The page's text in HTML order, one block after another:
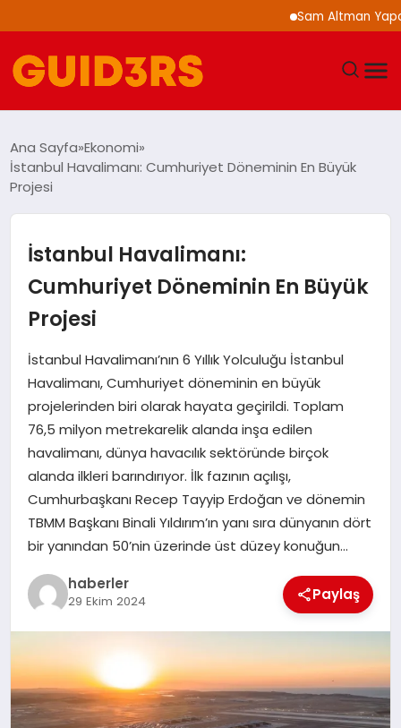
Sam Altman Yapay
YAŞAM
SAĞLIK
EKONOMI
MAGAZIN
EĞITIM
Ana Sayfa Ekonomi
İstanbul Havalimanı: Cumhuriyet Döneminin En Büyük
Projesi
İstanbul Havalimanı:
Cumhuriyet Döneminin En Büyük
Projesi
İstanbul Havalimanı’nın 6 Yıllık Yolculuğu İstanbul
Havalimanı, Cumhuriyet döneminin en büyük
projelerinden biri olarak hayata geçirildi. Toplam
76,5 milyon metrekarelik alanda inşa edilen
havalimanı, dünya havacılık sektöründe birçok
alanda ilkleri barındırıyor. İlk fazının açılışı,
Cumhurbaşkanı Recep Tayyip Erdoğan ve dönemin
TBMM Başkanı Binali Yıldırım’ın yanı sıra dünyanın dört
bir yanından 50’nin üzerinde üst düzey konuğun…
haberler
29 Ekim 2024 Paylaş